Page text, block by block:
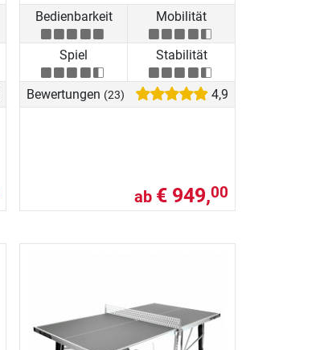
Bedienbarkeit
Mobilität
Spiel Stabilität
Bewertungen (23) 4,9
ab € 949,00